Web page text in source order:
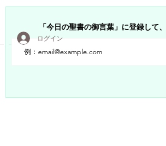
Members
「今日の聖書の御言葉」に登録して
ログイン